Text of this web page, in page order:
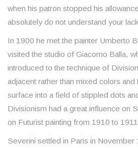
when his patron stopped his
absolutely do not understand your
In 1900 he met the painter Umberto
visited the studio of Giacomo Balla,
introduced to the technique of
adjacent rather than mixed colors and
surface into a field of stippled dots
Divisionism had a great influence on
on Futurist painting from 1910 to
Severini settled in Paris in